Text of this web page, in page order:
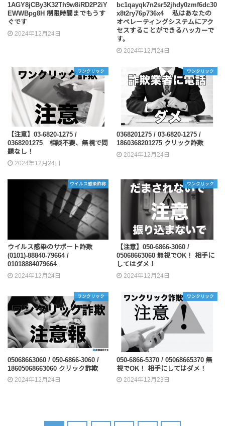
1AGY8jCBy3K32Th9w8iRD2P2iY
EWWBpg8H 制限時間までもうす
ぐです
2024年12月24日
bc1qayqk7n2sr52jhdy0zmf6dc30
x8t2ry76p736x4 私はあなたの
オペレーティングシステムにアク
セスすることができるハッカーで
す。
2024年12月24日
ワンクリック
【注意】03-6820-1275 /
0368201275 相談不要、無視で問
題なし！
2024年12月24日
ワンクリック
0368201275 / 03-6820-1275 /
1860368201275 クリック詐欺
2024年12月24日
ウイルス感染詐称
ウイルス感染のサポート詐欺
(0101)-88840-79664 /
01018884079664
2024年12月24日
ワンクリック
【注意】050-6866-3060 /
05068663060 無視でOK！ 相手に
してはダメ！
2024年12月24日
ワンクリック
05068663060 / 050-6866-3060 /
18605068663060 クリック詐欺
2024年12月24日
ワンクリック
050-6866-5370 / 05068665370 無
視でOK！ 相手にしてはダメ！
2024年12月23日